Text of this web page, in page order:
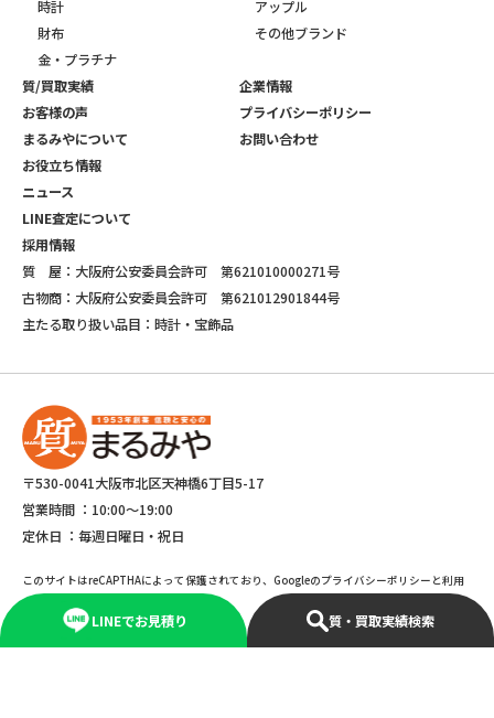
LINEでお見積り 質・買取実績検索
時計
財布
金・プラチナ
アップル
その他ブランド
質/買取実績
お客様の声
まるみやについて
お役立ち情報
ニュース
LINE査定について
採用情報
企業情報
プライバシーポリシー
お問い合わせ
質 屋：大阪府公安委員会許可 第621010000271号
古物商：大阪府公安委員会許可 第621012901844号
主たる取り扱い品目：時計・宝飾品
〒530-0041大阪市北区天神橋6丁目5-17
営業時間 ： 10:00～19:00
定休日 ： 毎週日曜日・祝日
このサイトはreCAPTHAによって保護されており、Googleのプライバシーポリシーと利用
規約が適応されます。